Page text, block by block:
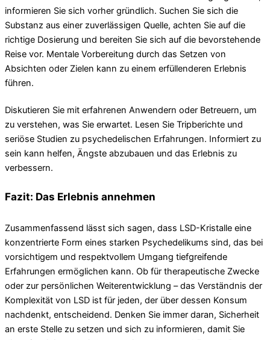
informieren Sie sich vorher gründlich. Suchen Sie sich die
Substanz aus einer zuverlässigen Quelle, achten Sie auf die
richtige Dosierung und bereiten Sie sich auf die bevorstehende
Reise vor. Mentale Vorbereitung durch das Setzen von
Absichten oder Zielen kann zu einem erfüllenderen Erlebnis
führen.
Diskutieren Sie mit erfahrenen Anwendern oder Betreuern, um
zu verstehen, was Sie erwartet. Lesen Sie Tripberichte und
seriöse Studien zu psychedelischen Erfahrungen. Informiert zu
sein kann helfen, Ängste abzubauen und das Erlebnis zu
verbessern.
Fazit: Das Erlebnis annehmen
Zusammenfassend lässt sich sagen, dass LSD-Kristalle eine
konzentrierte Form eines starken Psychedelikums sind, das bei
vorsichtigem und respektvollem Umgang tiefgreifende
Erfahrungen ermöglichen kann. Ob für therapeutische Zwecke
oder zur persönlichen Weiterentwicklung – das Verständnis der
Komplexität von LSD ist für jeden, der über dessen Konsum
nachdenkt, entscheidend. Denken Sie immer daran, Sicherheit
an erste Stelle zu setzen und sich zu informieren, damit Sie